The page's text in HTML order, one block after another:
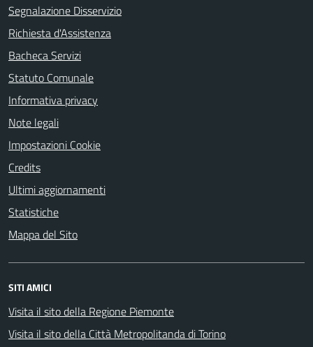
Segnalazione Disservizio
Richiesta d'Assistenza
Bacheca Servizi
Statuto Comunale
Informativa privacy
Note legali
Impostazioni Cookie
Credits
Ultimi aggiornamenti
Statistiche
Mappa del Sito
SITI AMICI
Visita il sito della Regione Piemonte
Visita il sito della Città Metropolitanda di Torino